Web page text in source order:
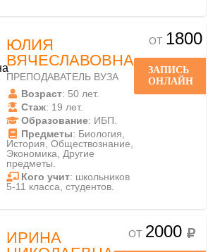
ЮЛИЯ
ВЯЧЕСЛАВОВНА
ПРЕПОДАВАТЕЛЬ ВУЗА
Возраст: 50 лет.
Стаж: 19 лет.
Образование: ИБП.
Предметы: Биология,
История, Обществознание,
Экономика, Другие
предметы.
Кого учит: школьников
5-11 класса, студентов.
ОТ 1800
ЗАПИСЬ
ОНЛАЙН
ИРИНА
ОТ 2000